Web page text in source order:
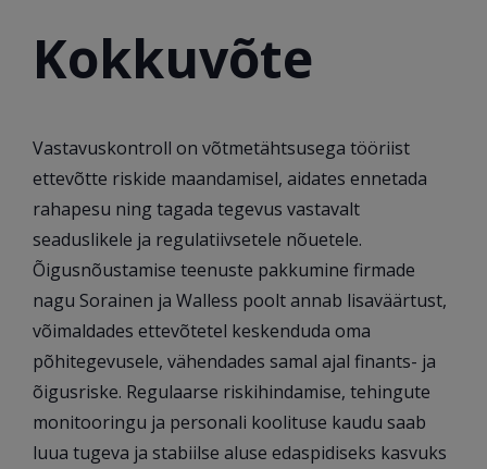
Kokkuvõte
Vastavuskontroll on võtmetähtsusega tööriist
ettevõtte riskide maandamisel, aidates ennetada
rahapesu ning tagada tegevus vastavalt
seaduslikele ja regulatiivsetele nõuetele.
Õigusnõustamise teenuste pakkumine firmade
nagu Sorainen ja Walless poolt annab lisaväärtust,
võimaldades ettevõtetel keskenduda oma
põhitegevusele, vähendades samal ajal finants- ja
õigusriske. Regulaarse riskihindamise, tehingute
monitooringu ja personali koolituse kaudu saab
luua tugeva ja stabiilse aluse edaspidiseks kasvuks